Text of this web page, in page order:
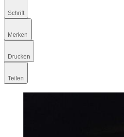
Schrift
Merken
Drucken
Teilen